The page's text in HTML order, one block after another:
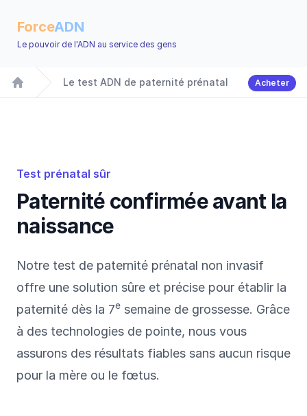
ForceADN
Le pouvoir de l'ADN au service des gens
Accueil
Le test ADN de paternité prénatal Acheter
Test prénatal sûr
Paternité confirmée avant la
naissance
Notre test de paternité prénatal non invasif
offre une solution sûre et précise pour établir la
paternité dès la 7e semaine de grossesse. Grâce
à des technologies de pointe, nous vous
assurons des résultats fiables sans aucun risque
pour la mère ou le fœtus.